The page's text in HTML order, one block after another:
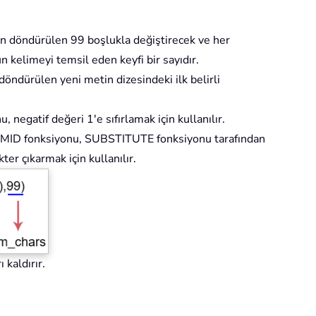
döndürülen 99 boşlukla değiştirecek ve her
kelimeyi temsil eden keyfi bir sayıdır.
yeni metin dizesindeki ilk belirli
negatif değeri 1'e sıfırlamak için kullanılır.
fonksiyonu, SUBSTITUTE fonksiyonu tarafından
çıkarmak için kullanılır.